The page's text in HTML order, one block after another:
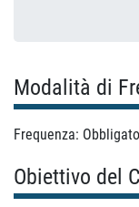
Modalità di
Frequenza:
Obiettivo del